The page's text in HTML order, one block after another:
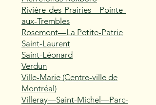
Rivière-des-Prairies—Pointe-
aux-Trembles
Rosemont—La Petite-Patrie
Saint-Laurent
Saint-Léonard
Verdun
Ville-Marie (Centre-ville de
Montréal)
Villeray—Saint-Michel—Parc-